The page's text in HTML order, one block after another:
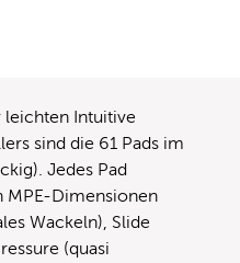
leichten Intuitive
sind die 61 Pads im
Jedes Pad
MPE-Dimensionen
Wackeln), Slide
(quasi